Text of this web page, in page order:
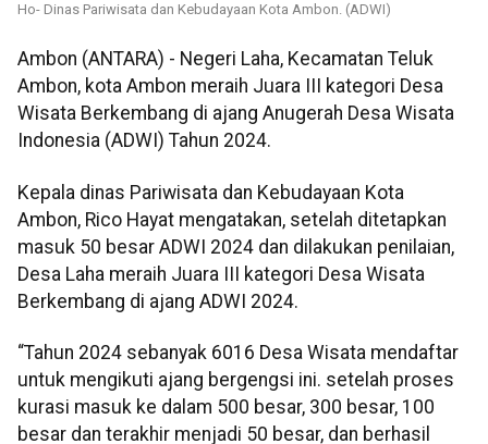
Ho- Dinas Pariwisata dan Kebudayaan Kota Ambon. (ADWI)
Ambon (ANTARA) - Negeri Laha, Kecamatan Teluk
Ambon, kota Ambon meraih Juara III kategori Desa
Wisata Berkembang di ajang Anugerah Desa Wisata
Indonesia (ADWI) Tahun 2024.
Kepala dinas Pariwisata dan Kebudayaan Kota
Ambon, Rico Hayat mengatakan, setelah ditetapkan
masuk 50 besar ADWI 2024 dan dilakukan penilaian,
Desa Laha meraih Juara III kategori Desa Wisata
Berkembang di ajang ADWI 2024.
“Tahun 2024 sebanyak 6016 Desa Wisata mendaftar
untuk mengikuti ajang bergengsi ini. setelah proses
kurasi masuk ke dalam 500 besar, 300 besar, 100
besar dan terakhir menjadi 50 besar, dan berhasil